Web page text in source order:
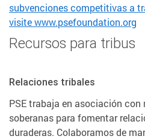
subvenciones competitivas a
visite www.psefoundation.org
Recursos para tribus
Relaciones tribales
PSE trabaja en asociación
soberanas para fomentar
duraderas. Colaboramos de